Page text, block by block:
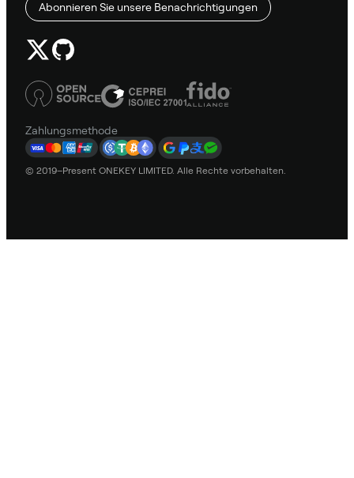
Abonnieren Sie unsere Benachrichtigungen
Zahlungsmethode
© 2019–Present ONEKEY LIMITED. Alle Rechte vorbehalten.